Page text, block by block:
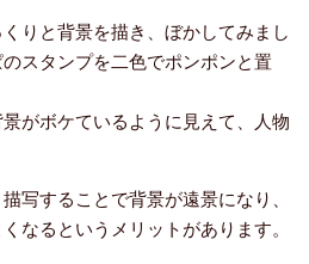
りと背景を描き、ぼかしてみまし
スタンプを二色でポンポンと置
がボケているように見えて、人物
写することで背景が遠景になり、
なるというメリットがあります。